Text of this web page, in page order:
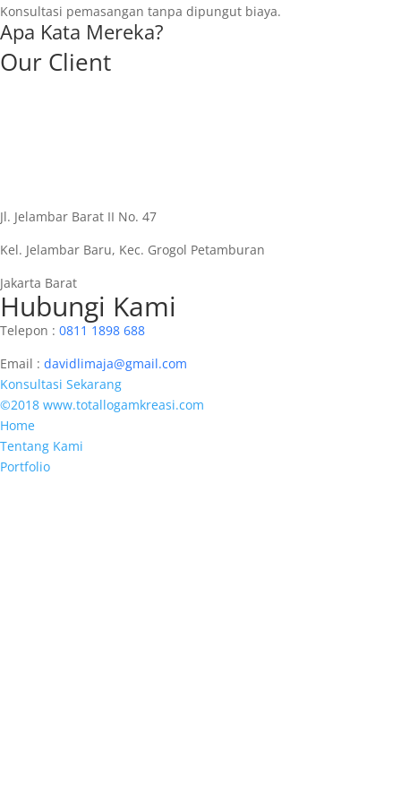
Konsultasi pemasangan tanpa dipungut biaya.
Apa Kata Mereka?
Our Client
Jl. Jelambar Barat II No. 47
Kel. Jelambar Baru, Kec. Grogol Petamburan
Jakarta Barat
Hubungi Kami
Telepon : 0811 1898 688
Email : davidlimaja@gmail.com
Konsultasi Sekarang
©2018 www.totallogamkreasi.com
Home
Tentang Kami
Portfolio